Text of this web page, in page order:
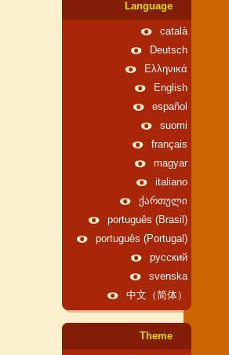
Language
català
Deutsch
Ελληνικά
English
español
suomi
français
magyar
italiano
ქართული
português (Brasil)
português (Portugal)
русский
svenska
中文（简体）
Theme